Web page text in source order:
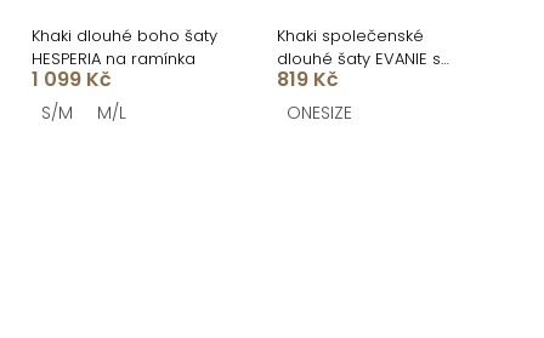
Khaki dlouhé boho šaty
HESPERIA na ramínka
1 099 Kč
S/M M/L
Khaki společenské
dlouhé šaty EVANIE s
průstřihy
819 Kč
ONESIZE